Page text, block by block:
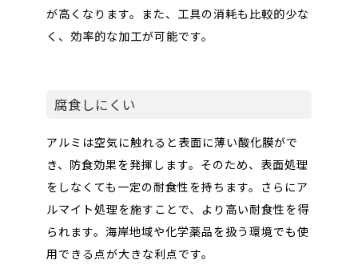
が高くなります。また、工具の消耗も比較的少な
く、効率的な加工が可能です。
腐食しにくい
アルミは空気に触れると表面に薄い酸化膜がで
き、防食効果を発揮します。そのため、表面処理
をしなくても一定の耐食性を持ちます。さらにア
ルマイト処理を施すことで、より高い耐食性を得
られます。海岸地域や化学薬品を扱う環境でも使
用できる点が大きな利点です。